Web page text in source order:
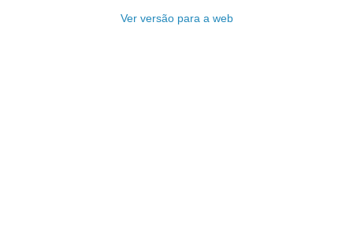
Ver versão para a web